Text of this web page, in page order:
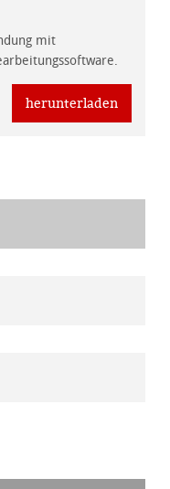
mit
herunterladen